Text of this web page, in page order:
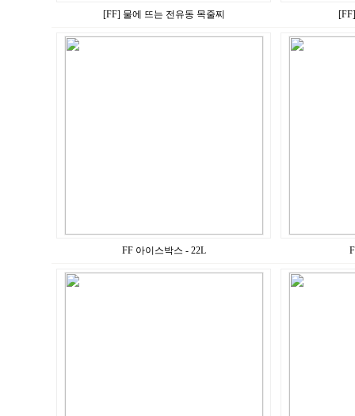
[FF] 물에 뜨는 전유동 목줄찌
FF 아이스박스 - 22L